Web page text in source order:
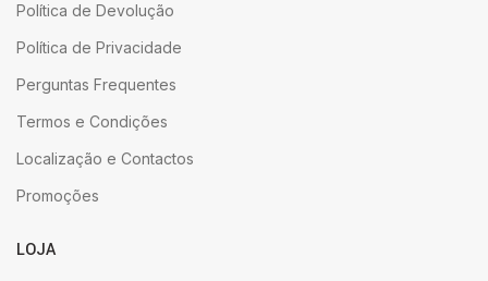
Política de Devolução
Política de Privacidade
Perguntas Frequentes
Termos e Condições
Localização e Contactos
Promoções
LOJA